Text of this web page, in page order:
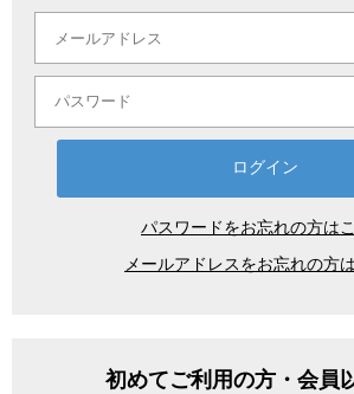
パスワードをお忘れの方は
メールアドレスをお忘れの方
初めてご利用の方・会員